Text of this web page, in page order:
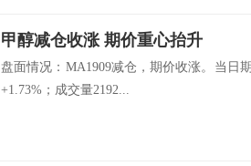
甲醇减仓收涨 期价重心抬升
盘面情况：MA1909减仓，期价收涨。当日
+1.73%；成交量2192...